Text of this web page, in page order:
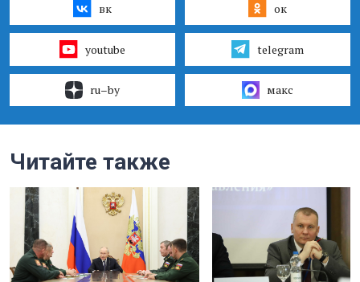
вк ок
youtube telegram
ru–by макс
Читайте также